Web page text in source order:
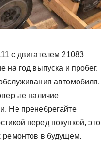
с двигателем 21083
на год выпуска и пробег.
автомобиля,
наличие
Не пренебрегайте
перед покупкой, это
ремонтов в будущем.